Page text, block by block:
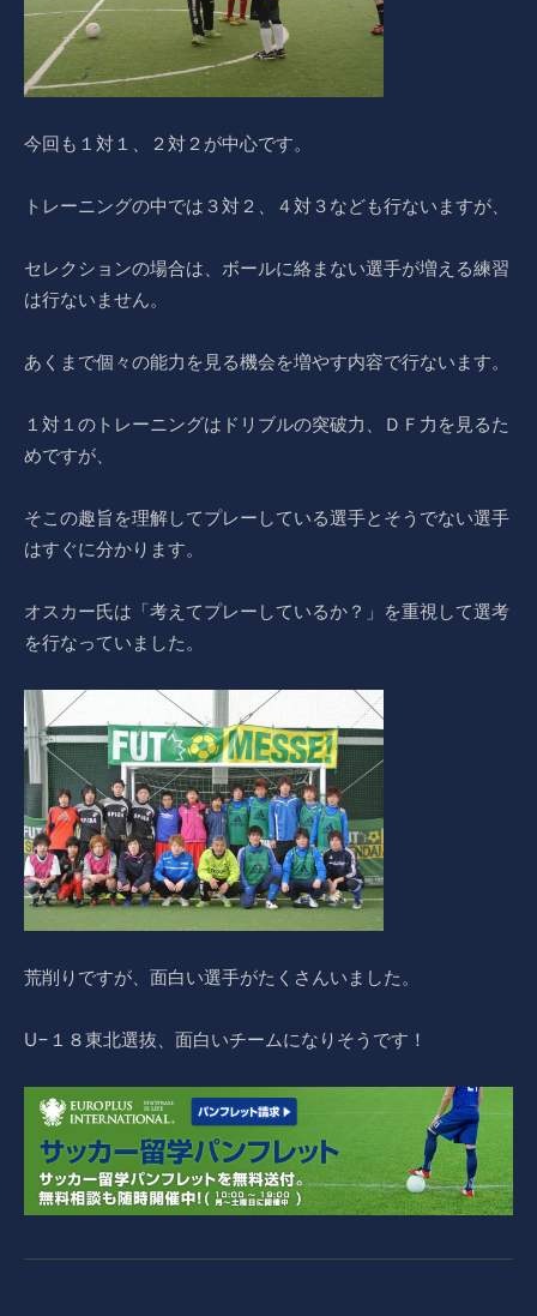
今回も１対１、２対２が中心です。
トレーニングの中では３対２、４対３なども行ないますが、
セレクションの場合は、ボールに絡まない選手が増える練習
は行ないません。
あくまで個々の能力を見る機会を増やす内容で行ないます。
１対１のトレーニングはドリブルの突破力、ＤＦ力を見るた
めですが、
そこの趣旨を理解してプレーしている選手とそうでない選手
はすぐに分かります。
オスカー氏は「考えてプレーしているか？」を重視して選考
を行なっていました。
荒削りですが、面白い選手がたくさんいました。
U−１８東北選抜、面白いチームになりそうです！